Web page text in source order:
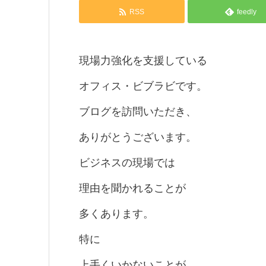
RSS feedly
現場力強化を支援している
オフィス・ビブラビです。
ブログを訪問いただき、
ありがとうございます。
ビジネスの現場では
理由を聞かれることが
多くあります。
特に